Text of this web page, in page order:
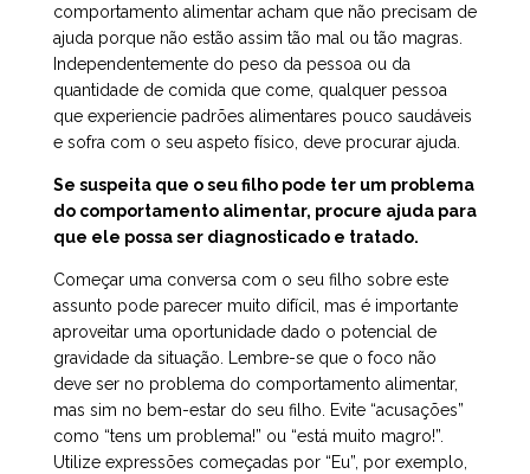
comportamento alimentar acham que não precisam de
ajuda porque não estão assim tão mal ou tão magras.
Independentemente do peso da pessoa ou da
quantidade de comida que come, qualquer pessoa
que experiencie padrões alimentares pouco saudáveis
e sofra com o seu aspeto físico, deve procurar ajuda.
Se suspeita que o seu filho pode ter um problema
do comportamento alimentar, procure ajuda para
que ele possa ser diagnosticado e tratado.
Começar uma conversa com o seu filho sobre este
assunto pode parecer muito difícil, mas é importante
aproveitar uma oportunidade dado o potencial de
gravidade da situação. Lembre-se que o foco não
deve ser no problema do comportamento alimentar,
mas sim no bem-estar do seu filho. Evite “acusações”
como “tens um problema!” ou “está muito magro!”.
Utilize expressões começadas por “Eu”, por exemplo,